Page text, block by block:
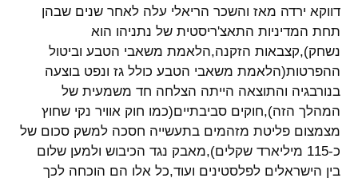
דווקא ירדה מאז והשכר הריאלי עלה לאחר שנים שבהן
תחת המדיניות התאצ'ריסטית של נתניהו הוא
נשחק),קצבאות הזקנה,הלאמת משאבי הטבע וביטול
ההפרטות(הלאמת משאבי הטבע כולל גז ונפט בוצעה
בנורבגיה והתוצאה הייתה הצלחה חד משמעית של
המהלך הזה),חוקים סביבתיים(כמו חוק אוויר נקי שחוץ
מצמצום פליטת מזהמים בתעשייה חסכה למשק סכום של
כ-115 מיליארד שקלים),מאבק נגד הכיבוש ולמען שלום
בין הישראלים לפלסטינים ועוד,כל אלו הם הוכחה לכך